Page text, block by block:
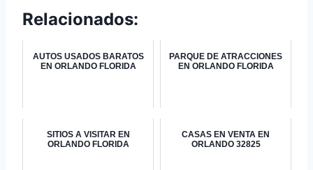
Relacionados:
AUTOS USADOS BARATOS
EN ORLANDO FLORIDA
PARQUE DE ATRACCIONES
EN ORLANDO FLORIDA
SITIOS A VISITAR EN
ORLANDO FLORIDA
CASAS EN VENTA EN
ORLANDO 32825